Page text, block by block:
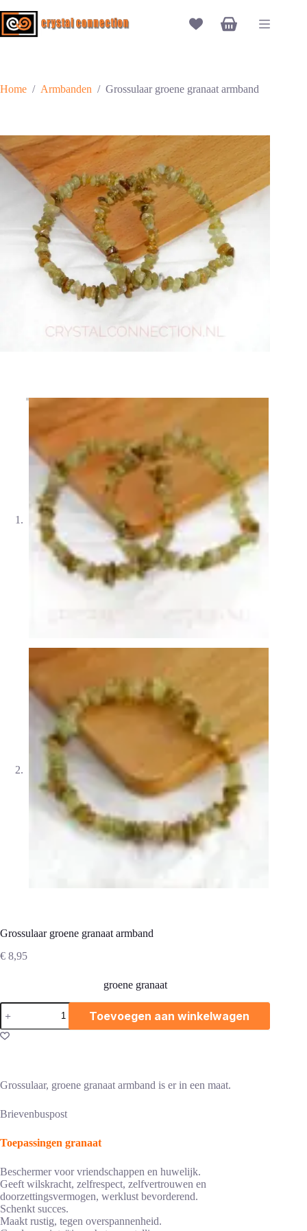
naar
de
Winkelwagen
Home / Armbanden / Grossulaar groene granaat armband
Grossulaar groene granaat armband
€ 8,95
groene granaat
Grossulaar
groene
granaat
armband
Toevoegen aan winkelwagen
Grossulaar, groene granaat armband is er in een maat.
Brievenbuspost
Toepassingen granaat
Beschermer voor vriendschappen en huwelijk.
Geeft wilskracht, zelfrespect, zelfvertrouwen en
doorzettingsvermogen, werklust bevorderend.
Schenkt succes.
Maakt rustig, tegen overspannenheid.